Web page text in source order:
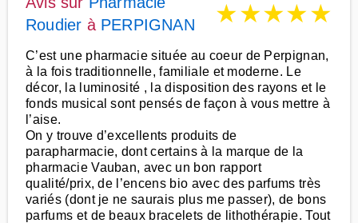
Roudier à PERPIGNAN ★★★★★
C’est une pharmacie située au coeur de Perpignan,
à la fois traditionnelle, familiale et moderne. Le
décor, la luminosité , la disposition des rayons et le
fonds musical sont pensés de façon à vous mettre à
l’aise.
On y trouve d’excellents produits de
parapharmacie, dont certains à la marque de la
pharmacie Vauban, avec un bon rapport
qualité/prix, de l’encens bio avec des parfums très
variés (dont je ne saurais plus me passer), de bons
parfums et de beaux bracelets de lithothérapie. Tout